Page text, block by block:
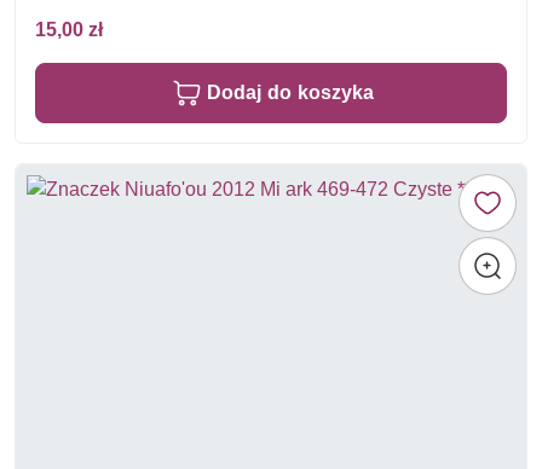
15,00 zł
Dodaj do koszyka